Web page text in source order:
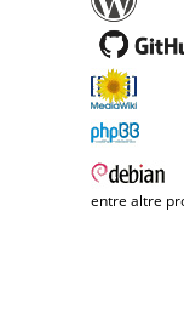
entre altre